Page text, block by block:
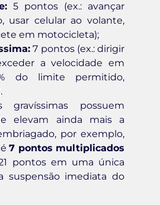
5 pontos (ex.: avançar
usar celular ao volante,
em motocicleta);
7 pontos (ex.: dirigir
a velocidade em
do limite permitido,
gravíssimas possuem
elevam ainda mais a
por exemplo,
7 pontos multiplicados
pontos em uma única
suspensão imediata do